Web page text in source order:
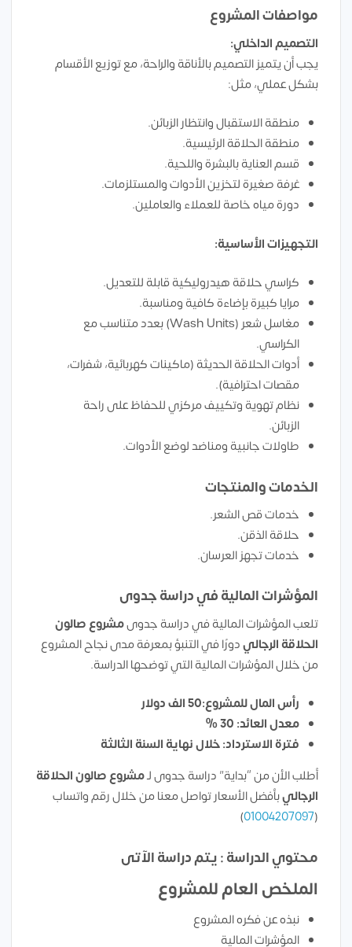
مواصفات المشروع
التصميم الداخلي:
يجب أن يتميز التصميم بالأناقة والراحة، مع توزيع الأقسام
بشكل عملي، مثل:
منطقة الاستقبال وانتظار الزبائن.
منطقة الحلاقة الرئيسية.
قسم العناية بالبشرة واللحية.
غرفة صغيرة لتخزين الأدوات والمستلزمات.
دورة مياه خاصة للعملاء والعاملين.
التجهيزات الأساسية:
كراسي حلاقة هيدروليكية قابلة للتعديل.
مرايا كبيرة بإضاءة كافية ومناسبة.
مغاسل شعر (Wash Units) بعدد متناسب مع
الكراسي.
أدوات الحلاقة الحديثة (ماكينات كهربائية، شفرات،
مقصات احترافية).
نظام تهوية وتكييف مركزي للحفاظ على راحة
الزبائن.
طاولات جانبية ومناضد لوضع الأدوات.
الخدمات والمنتجات
خدمات قص الشعر.
حلاقة الذقن.
خدمات تجهز العرسان.
المؤشرات المالية في دراسة جدوى
تلعب المؤشرات المالية في دراسة جدوىمشروعصالون
الحلاقة الرجاليدورًا في التنبؤ بمعرفة مدى نجاح المشروع
من خلال المؤشرات المالية التي توضحها الدراسة.
رأس المال للمشروع:50 الف دولار
معدل العائد: 30 %
فترة الاسترداد: خلال نهاية السنة الثالثة
أطلب الأن من “بداية” دراسة جدوى لـمشروعصالون الحلاقة
الرجاليبأفضل الأسعار تواصل معنا من خلال رقم واتساب
(
01004207097
)
محتوي الدراسة : يتم دراسة الآتى
الملخص العام للمشروع
نبذه عن فكره المشروع
المؤشرات المالية